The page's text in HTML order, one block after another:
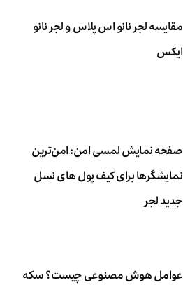
مقایسه لجر نانو اس پلاس و لجر نانو
ایکس
صفحه نمایش لمسی امن: امن‌ترین
نمایشگرها برای کیف پول های نسل
جدید لجر
عوامل هوش مصنوعی چیست؟ سکه